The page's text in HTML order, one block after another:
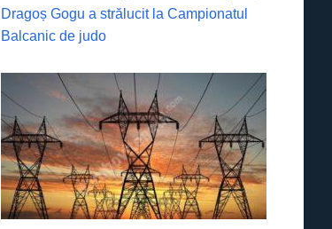
Dragoș Gogu a strălucit la Campionatul
Balcanic de judo